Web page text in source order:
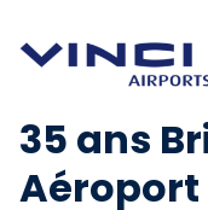
35 ans
Aéroport